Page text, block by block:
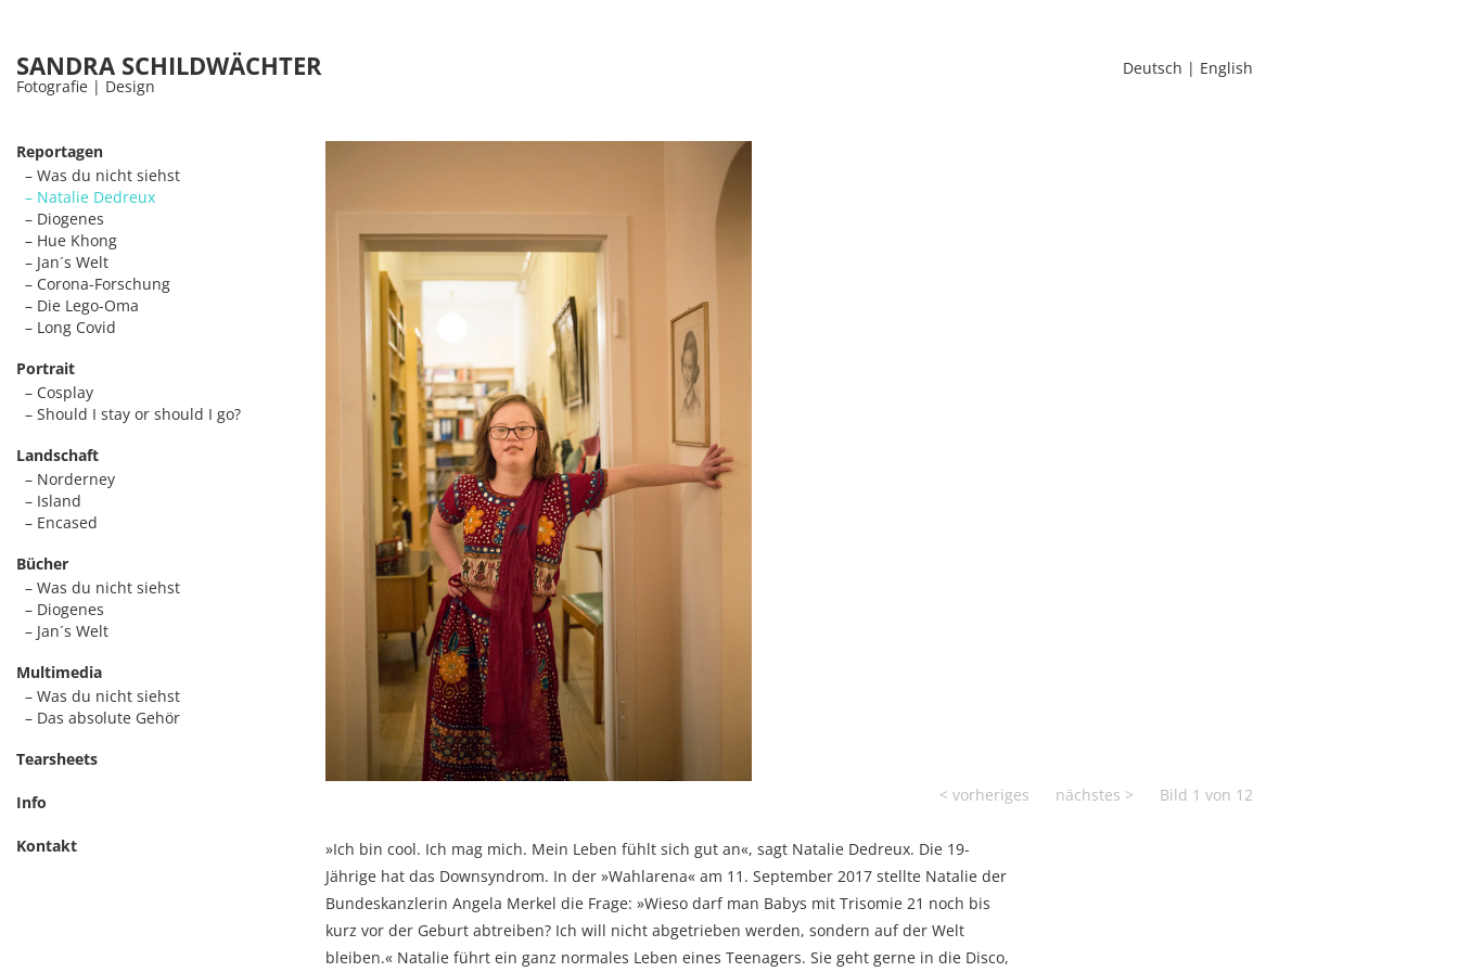
SANDRA SCHILDWÄCHTER
Fotografie | Design
English
Deutsch
Reportagen
Was du nicht siehst
Natalie Dedreux
Diogenes
Hue Khong
Jan´s Welt
Corona-Forschung
Die Lego-Oma
Long Covid
Portrait
Cosplay
Should I stay or should I go?
Landschaft
Norderney
Island
Encased
Bücher
Was du nicht siehst
Diogenes
Jan´s Welt
Multimedia
Was du nicht siehst
Das absolute Gehör
Tearsheets
Info
Kontakt
»Ich bin cool. Ich mag mich. Mein Leben fühlt sich gut an«, sagt Natalie Dedreux. Die 19-
Jährige hat das Downsyndrom. In der »Wahlarena« am 11. September 2017 stellte Natalie der
Bundeskanzlerin Angela Merkel die Frage: »Wieso darf man Babys mit Trisomie 21 noch bis
kurz vor der Geburt abtreiben? Ich will nicht abgetrieben werden, sondern auf der Welt
bleiben.« Natalie führt ein ganz normales Leben eines Teenagers. Sie geht gerne in die Disco,